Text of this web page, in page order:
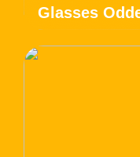
Glasses